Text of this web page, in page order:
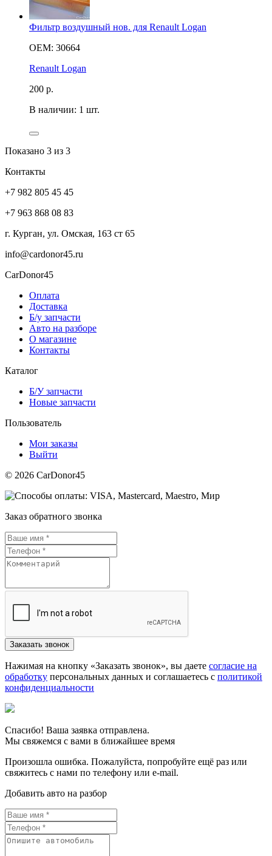
Фильтр воздушный нов. для Renault Logan
OEM: 30664
Renault Logan
200 р.
В наличии: 1 шт.
Показано 3 из 3
Контакты
+7 982 805 45 45
+7 963 868 08 83
г. Курган, ул. Омская, 163 ст 65
info@cardonor45.ru
CarDonor45
Оплата
Доставка
Б/у запчасти
Авто на разборе
О магазине
Контакты
Каталог
Б/У запчасти
Новые запчасти
Пользователь
Мои заказы
Выйти
© 2026 CarDonor45
Заказ обратного звонка
Нажимая на кнопку «Заказать звонок», вы даете согласие на
обработку персональных данных и соглашаетесь c политикой
конфиденциальности
Спасибо! Ваша заявка отправлена.
Мы свяжемся с вами в ближайшее время
Произошла ошибка. Пожалуйста, попробуйте ещё раз или
свяжитесь с нами по телефону или e-mail.
Добавить авто на разбор